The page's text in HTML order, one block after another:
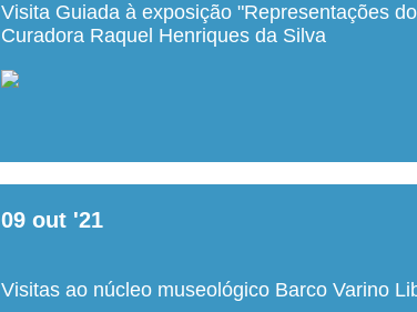
Visita Guiada à exposição "Representações
Curadora Raquel Henriques da Silva
09 out '21
Visitas ao núcleo museológico Barco Varino